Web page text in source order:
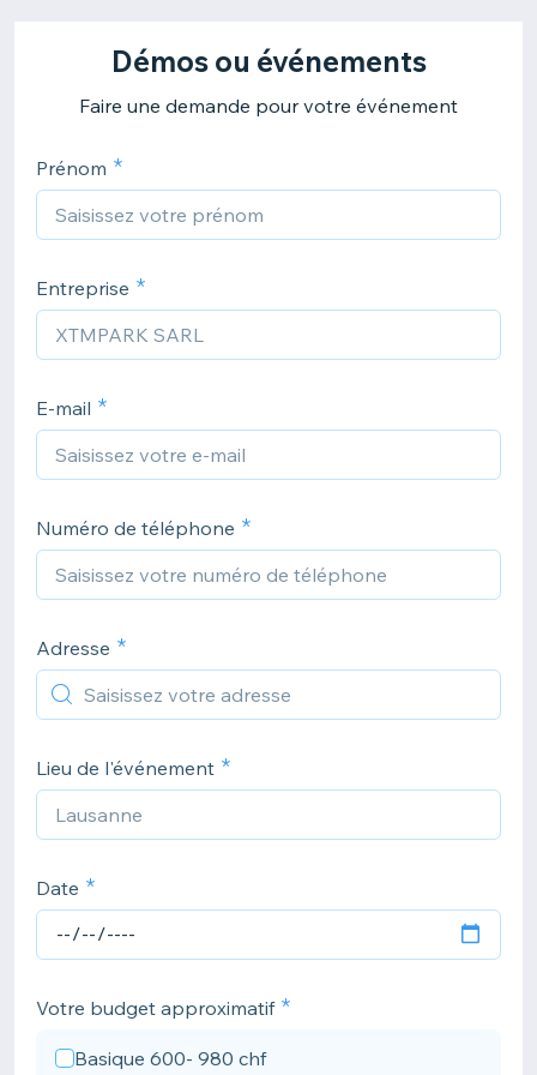
Démos ou événements
Faire une demande pour votre événement
Prénom
Entreprise
E-mail
Numéro de téléphone
Adresse
Lieu de l'événement
Date
Votre budget approximatif
Basique 600- 980 chf